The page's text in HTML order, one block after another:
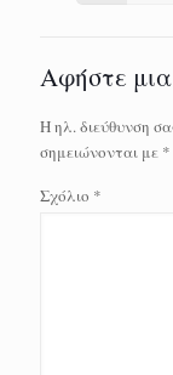
Αφήστε
Η ηλ. διεύθυνση
σημειώνονται με *
Σχόλιο *